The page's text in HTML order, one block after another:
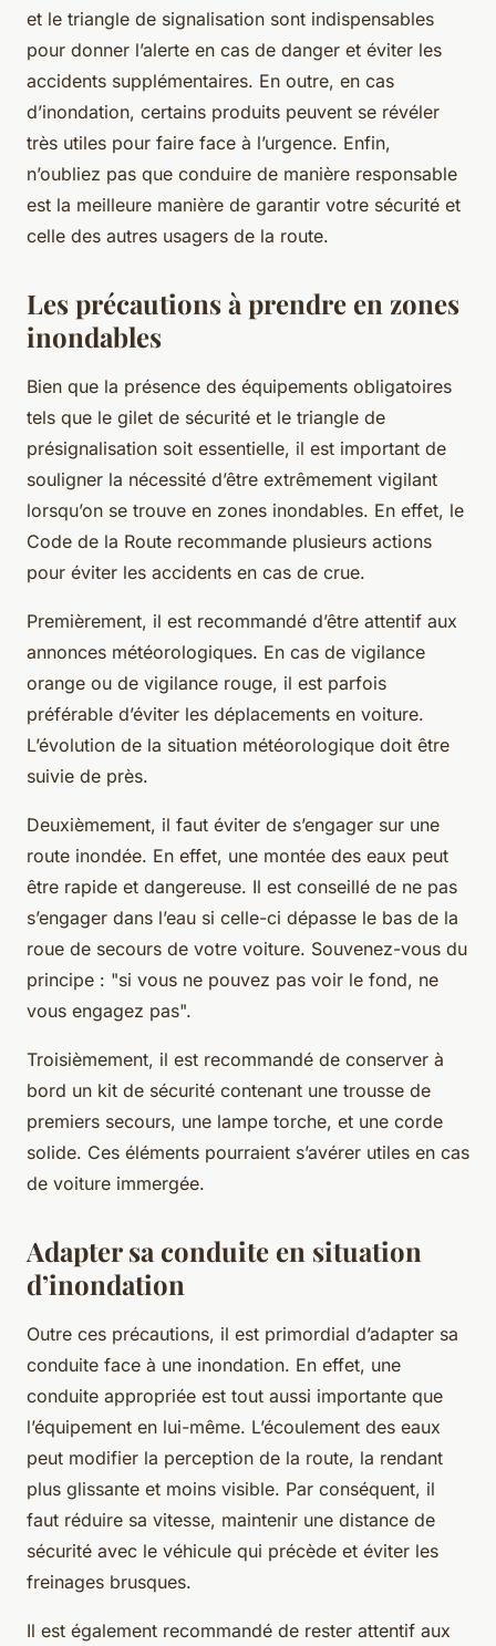
et le triangle de signalisation sont indispensables
pour donner l’alerte en cas de danger et éviter les
accidents supplémentaires. En outre, en cas
d’inondation, certains produits peuvent se révéler
très utiles pour faire face à l’urgence. Enfin,
n’oubliez pas que conduire de manière responsable
est la meilleure manière de garantir votre sécurité et
celle des autres usagers de la route.
Les précautions à prendre en zones
inondables
Bien que la présence des équipements obligatoires
tels que le gilet de sécurité et le triangle de
présignalisation soit essentielle, il est important de
souligner la nécessité d’être extrêmement vigilant
lorsqu’on se trouve en zones inondables. En effet, le
Code de la Route recommande plusieurs actions
pour éviter les accidents en cas de crue.
Premièrement, il est recommandé d’être attentif aux
annonces météorologiques. En cas de vigilance
orange ou de vigilance rouge, il est parfois
préférable d’éviter les déplacements en voiture.
L’évolution de la situation météorologique doit être
suivie de près.
Deuxièmement, il faut éviter de s’engager sur une
route inondée. En effet, une montée des eaux peut
être rapide et dangereuse. Il est conseillé de ne pas
s’engager dans l’eau si celle-ci dépasse le bas de la
roue de secours de votre voiture. Souvenez-vous du
principe : "si vous ne pouvez pas voir le fond, ne
vous engagez pas".
Troisièmement, il est recommandé de conserver à
bord un kit de sécurité contenant une trousse de
premiers secours, une lampe torche, et une corde
solide. Ces éléments pourraient s’avérer utiles en cas
de voiture immergée.
Adapter sa conduite en situation
d’inondation
Outre ces précautions, il est primordial d’adapter sa
conduite face à une inondation. En effet, une
conduite appropriée est tout aussi importante que
l’équipement en lui-même. L’écoulement des eaux
peut modifier la perception de la route, la rendant
plus glissante et moins visible. Par conséquent, il
faut réduire sa vitesse, maintenir une distance de
sécurité avec le véhicule qui précède et éviter les
freinages brusques.
Il est également recommandé de rester attentif aux